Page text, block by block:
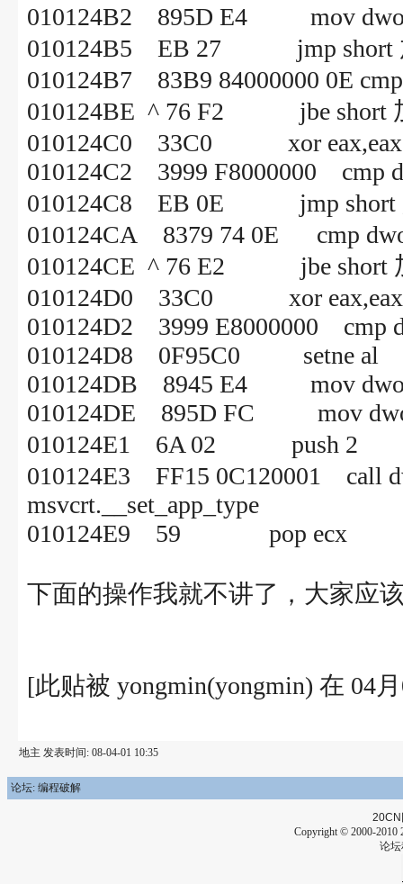
010124B2 895D E4 mov
010124B5 EB 27 jmp short 加
010124B7 83B9 84000000 0E
010124BE ^ 76 F2 jbe short 加
010124C0 33C0 xor eax,eax
010124C2 3999 F8000000 cmp
010124C8 EB 0E jmp short
010124CA 8379 74 0E cmp
010124CE ^ 76 E2 jbe short
010124D0 33C0 xor eax,eax
010124D2 3999 E8000000 cmp
010124D8 0F95C0 setne al
010124DB 8945 E4 mov
010124DE 895D FC mov
010124E1 6A 02 push
010124E3 FF15 0C120001 call
msvcrt.__set_app_type
010124E9 59 pop ecx
下面的操作我就不讲了，大家应
[此贴被 yongmin(yongmin) 在 04
地主 发表时间: 08-04-01 10:35
论坛: 编程破解
20CN
Copyright © 2000-2010
论